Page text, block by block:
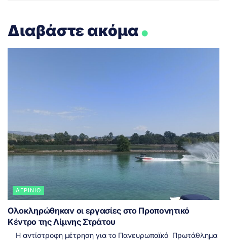
Διαβάστε ακόμα.
ΑΓΡΊΝΙΟ
Ολοκληρώθηκαν οι εργασίες στο Προπονητικό
Κέντρο της Λίμνης Στράτου
Η αντίστροφη μέτρηση για το Πανευρωπαϊκό Πρωτάθλημα